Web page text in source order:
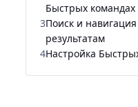
Быстрых командах
3Поиск и
результатам
4Настройка